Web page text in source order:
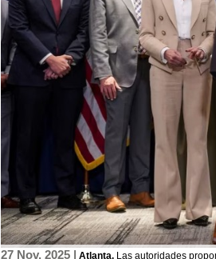
27 Nov, 2025 | Atlanta. Las autoridades